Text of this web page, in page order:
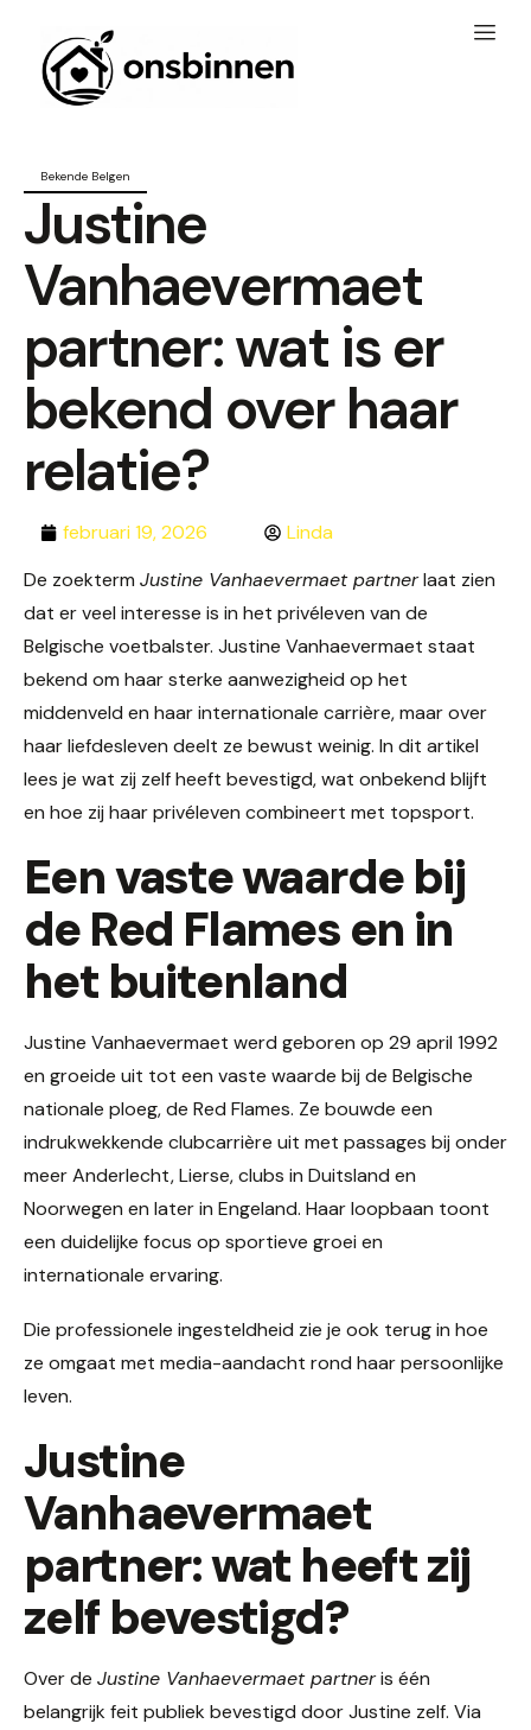
Bekende Belgen
Justine
Vanhaevermaet
partner: wat is er
bekend over haar
relatie?
februari 19, 2026
Linda
De zoekterm Justine Vanhaevermaet partnerlaat zien
dat er veel interesse is in het privéleven van de
Belgische voetbalster. Justine Vanhaevermaet staat
bekend om haar sterke aanwezigheid op het
middenveld en haar internationale carrière, maar over
haar liefdesleven deelt ze bewust weinig. In dit artikel
lees je wat zij zelf heeft bevestigd, wat onbekend blijft
en hoe zij haar privéleven combineert met topsport.
Een vaste waarde bij
de Red Flames en in
het buitenland
Justine Vanhaevermaet werd geboren op 29 april 1992
en groeide uit tot een vaste waarde bij de Belgische
nationale ploeg, de Red Flames. Ze bouwde een
indrukwekkende clubcarrière uit met passages bij onder
meer Anderlecht, Lierse, clubs in Duitsland en
Noorwegen en later in Engeland. Haar loopbaan toont
een duidelijke focus op sportieve groei en
internationale ervaring.
Die professionele ingesteldheid zie je ook terug in hoe
ze omgaat met media-aandacht rond haar persoonlijke
leven.
Justine
Vanhaevermaet
partner: wat heeft zij
zelf bevestigd?
Over de Justine Vanhaevermaet partneris één
belangrijk feit publiek bevestigd door Justine zelf. Via